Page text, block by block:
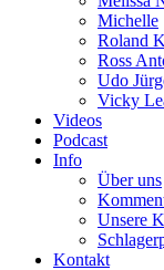
Michelle
Roland
Ross
Udo
Vicky
Videos
Podcast
Info
Über uns
Unsere
Kontakt